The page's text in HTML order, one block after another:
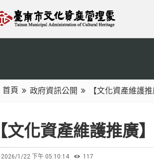
首頁 政府資訊公開
【文化資產維護
【文化資產維護推廣
2026/1/22 下午 05:10:14 117